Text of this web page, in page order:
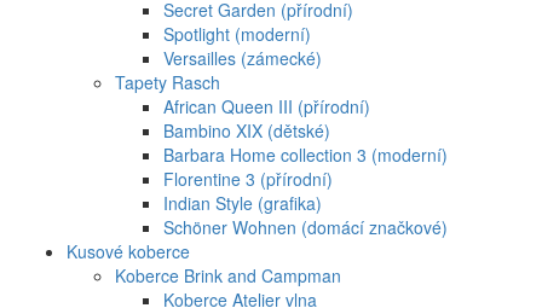
Secret Garden (přírodní)
Spotlight (moderní)
Versailles (zámecké)
Tapety Rasch
African Queen III (přírodní)
Bambino XIX (dětské)
Barbara Home collection 3 (moderní)
Florentine 3 (přírodní)
Indian Style (grafika)
Schöner Wohnen (domácí značkové)
Kusové koberce
Koberce Brink and Campman
Koberce Atelier vlna